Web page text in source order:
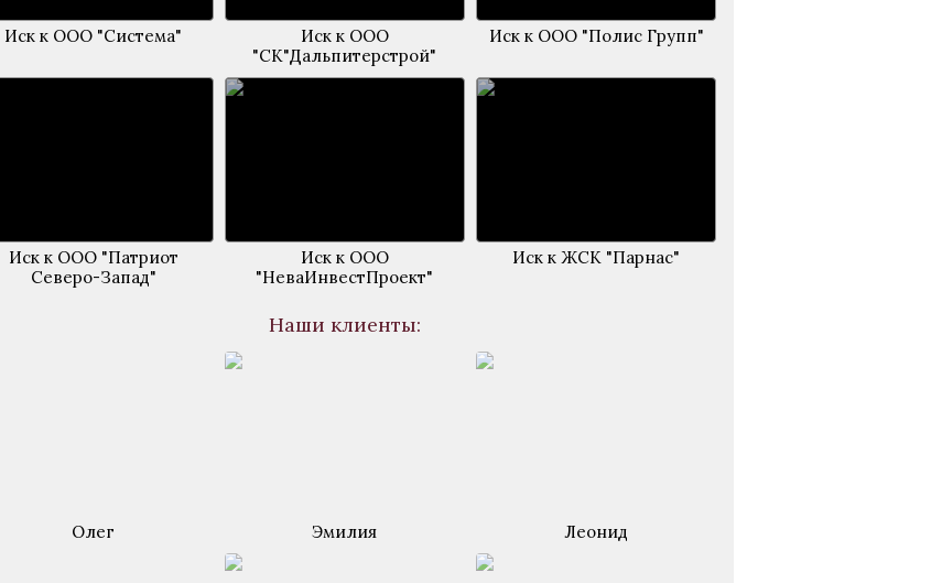
Иск к ООО "Система"
Иск к ООО
"СК"Дальпитерстрой"
Иск к ООО "Полис Групп"
Иск к ООО "Патриот
Северо-Запад"
Иск к ООО
"НеваИнвестПроект"
Иск к ЖСК "Парнас"
Наши клиенты:
Олег Эмилия Леонид